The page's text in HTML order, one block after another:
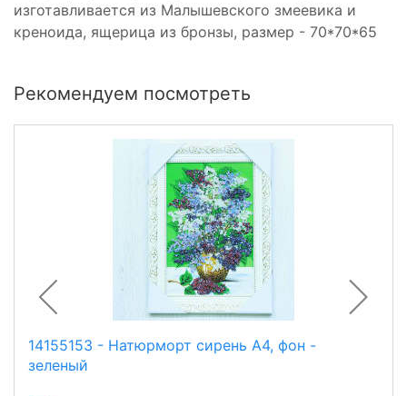
изготавливается из Малышевского змеевика и
креноида, ящерица из бронзы, размер - 70*70*65
Рекомендуем посмотреть
14155153 - Натюрморт сирень А4, фон -
зеленый